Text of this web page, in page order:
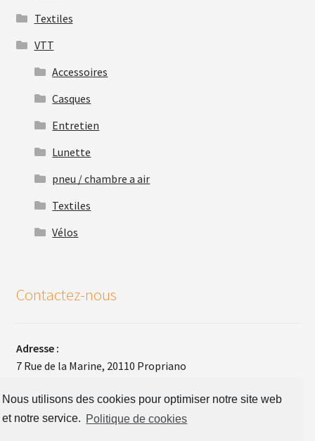
Nous utilisons des cookies pour optimiser notre site web
et notre service. Politique de cookies
Textiles
VTT
Accessoires
Casques
Entretien
Lunette
pneu / chambre a air
Textiles
Vélos
Contactez-nous
Adresse :
7 Rue de la Marine, 20110 Propriano
+33(0)4 95 26 48 30